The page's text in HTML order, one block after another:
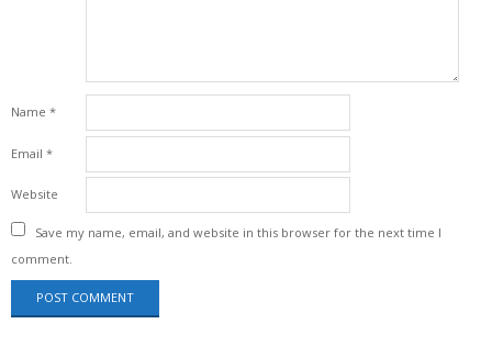
Name *
Email *
Website
Save my name, email, and website in this browser for the next time I
comment.